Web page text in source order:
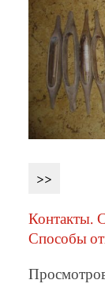
>>
Контакты.
Способы